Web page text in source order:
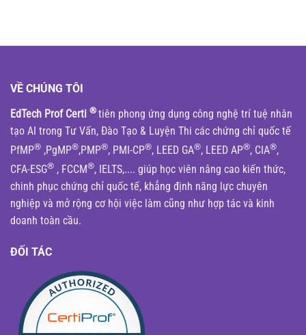
VỀ CHÚNG TÔI
EdTech Prof Certi ® tiên phong ứng dụng công nghệ trí tuệ nhân
tạo AI trong Tư Vấn, Đào Tạo & Luyện Thi các chứng chỉ quốc tế
PfMP® ,PgMP®,PMP®, PMI-CP®, LEED GA®, LEED AP®, CIA®,
CFA-ESG® , FCCM®, IELTS,.... giúp học viên nâng cao kiến thức,
chinh phục chứng chỉ quốc tế, khẳng định năng lực chuyên
nghiệp và mở rộng cơ hội việc làm cũng như hợp tác và kinh
doanh toàn cầu.
ĐỐI TÁC